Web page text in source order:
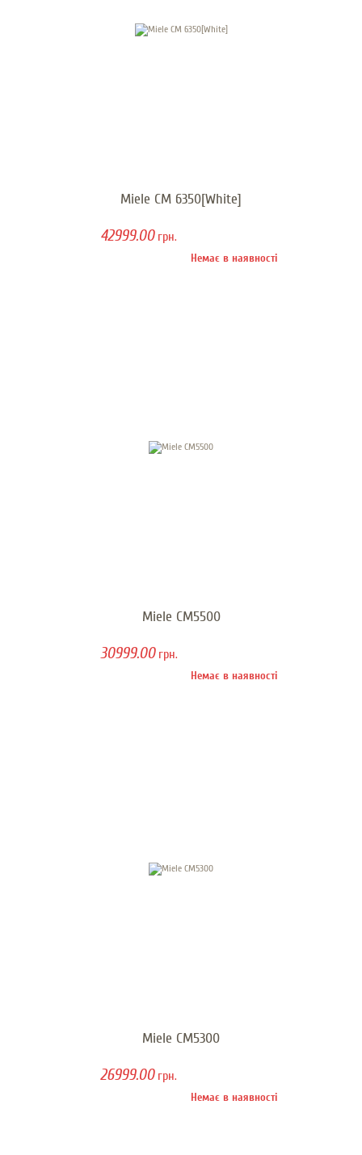
Miele CM 6350[White]
42999.00грн.
Немає в наявності
Miele CM5500
30999.00грн.
Немає в наявності
Miele CM5300
26999.00грн.
Немає в наявності